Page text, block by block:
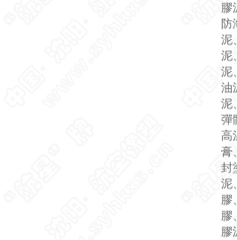
膠
防
泥
泥
泥
油
泥
彈
高
膏
封
泥
膠
膠
膠